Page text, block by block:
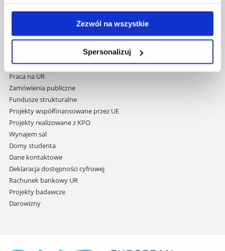
Zezwól na wszystkie
Spersonalizuj
przejdź
treści
Wydawnictwo
Studia podyplomowe
Praca na UR
Zamówienia publiczne
Fundusze strukturalne
Projekty współfinansowane przez UE
Projekty realizowane z KPO
Wynajem sal
Domy studenta
Dane kontaktowe
Deklaracja dostępności cyfrowej
Rachunek bankowy UR
Projekty badawcze
Darowizny